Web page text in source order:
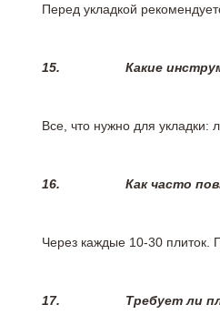
Перед укладкой
15. Какие
Все, что нужно для укладки:
16. Как часто
Через каждые 10-30 плиток.
17. Требует ли